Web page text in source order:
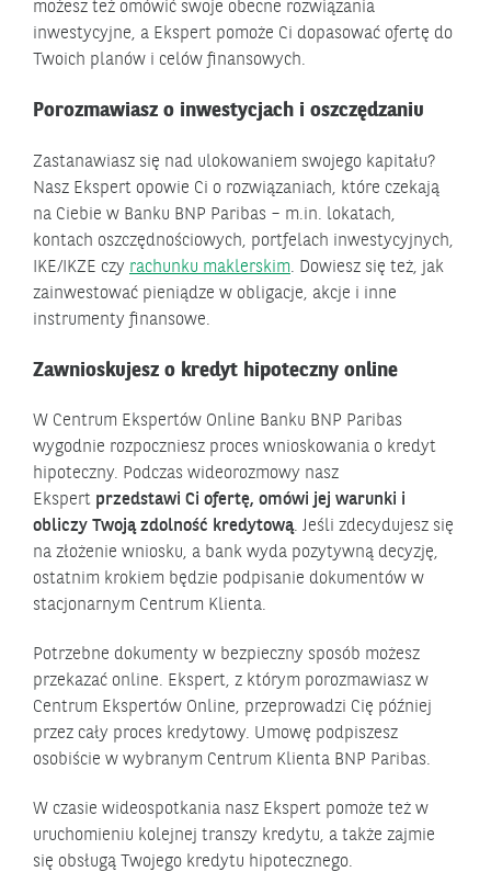
możesz też omówić swoje obecne rozwiązania
inwestycyjne, a Ekspert pomoże Ci dopasować ofertę do
Twoich planów i celów finansowych.
Porozmawiasz o inwestycjach i oszczędzaniu
Zastanawiasz się nad ulokowaniem swojego kapitału?
Nasz Ekspert opowie Ci o rozwiązaniach, które czekają
na Ciebie w Banku BNP Paribas – m.in. lokatach,
kontach oszczędnościowych, portfelach inwestycyjnych,
IKE/IKZE czy rachunku maklerskim. Dowiesz się też, jak
zainwestować pieniądze w obligacje, akcje i inne
instrumenty finansowe.
Zawnioskujesz o kredyt hipoteczny online
W Centrum Ekspertów Online Banku BNP Paribas
wygodnie rozpoczniesz proces wnioskowania o kredyt
hipoteczny. Podczas wideorozmowy nasz
Ekspert przedstawi Ci ofertę, omówi jej warunki i
obliczy Twoją zdolność kredytową. Jeśli zdecydujesz się
na złożenie wniosku, a bank wyda pozytywną decyzję,
ostatnim krokiem będzie podpisanie dokumentów w
stacjonarnym Centrum Klienta.
Potrzebne dokumenty w bezpieczny sposób możesz
przekazać online. Ekspert, z którym porozmawiasz w
Centrum Ekspertów Online, przeprowadzi Cię później
przez cały proces kredytowy. Umowę podpiszesz
osobiście w wybranym Centrum Klienta BNP Paribas.
W czasie wideospotkania nasz Ekspert pomoże też w
uruchomieniu kolejnej transzy kredytu, a także zajmie
się obsługą Twojego kredytu hipotecznego.